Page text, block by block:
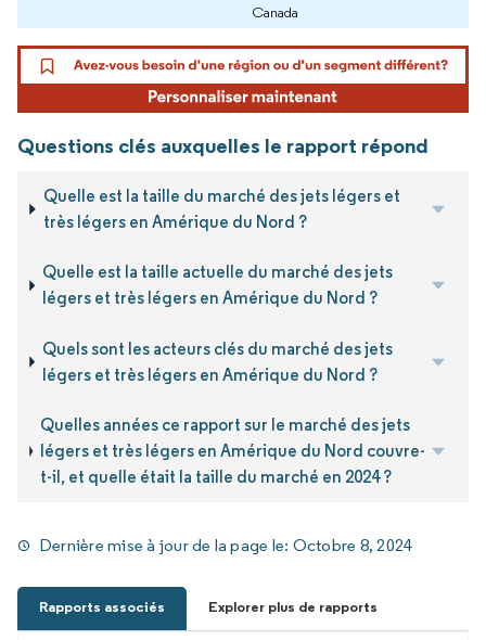
Canada
Questions clés auxquelles le rapport répond
Quelle est la taille du marché des jets légers et
très légers en Amérique du Nord ?
Quelle est la taille actuelle du marché des jets
légers et très légers en Amérique du Nord ?
Quels sont les acteurs clés du marché des jets
légers et très légers en Amérique du Nord ?
Quelles années ce rapport sur le marché des jets
légers et très légers en Amérique du Nord couvre-
t-il, et quelle était la taille du marché en 2024 ?
Dernière mise à jour de la page le: Octobre 8, 2024
Rapports associés Explorer plus de rapports